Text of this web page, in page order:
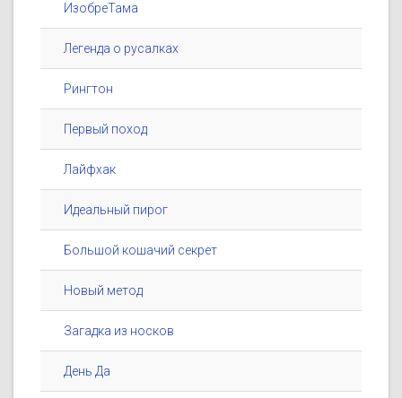
ИзобреТама
Легенда о русалках
Рингтон
Первый поход
Лайфхак
Идеальный пирог
Большой кошачий секрет
Новый метод
Загадка из носков
День Да